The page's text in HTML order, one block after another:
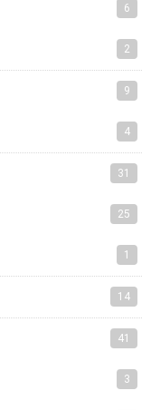
6
2
9
4
31
25
1
14
41
3